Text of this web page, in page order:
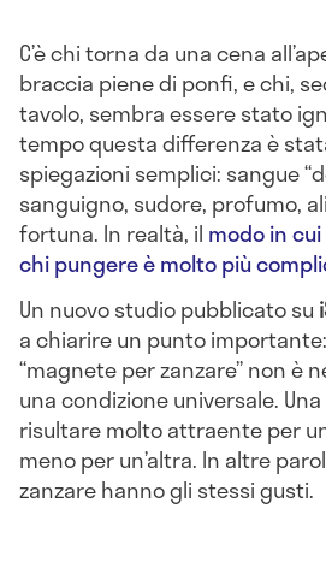
C’è chi torna da una cena
braccia piene di ponfi, e chi,
tavolo, sembra essere stato
tempo questa differenza è
spiegazioni semplici: sangue
sanguigno, sudore, profumo,
fortuna. In realtà, il modo in
chi pungere è molto più
Un nuovo studio pubblicato su
a chiarire un punto
“magnete per zanzare” non è
una condizione universale.
risultare molto attraente per
meno per un’altra. In altre
zanzare hanno gli stessi gusti.